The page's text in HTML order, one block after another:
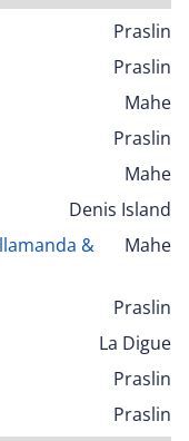
Praslin
Praslin
Mahe
Praslin
Mahe
Denis Island
&
Mahe
Praslin
La Digue
Praslin
Praslin